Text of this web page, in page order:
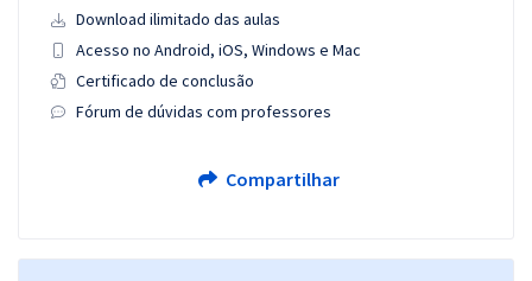
Download ilimitado das aulas
Acesso no Android, iOS, Windows e Mac
Certificado de conclusão
Fórum de dúvidas com professores
Compartilhar